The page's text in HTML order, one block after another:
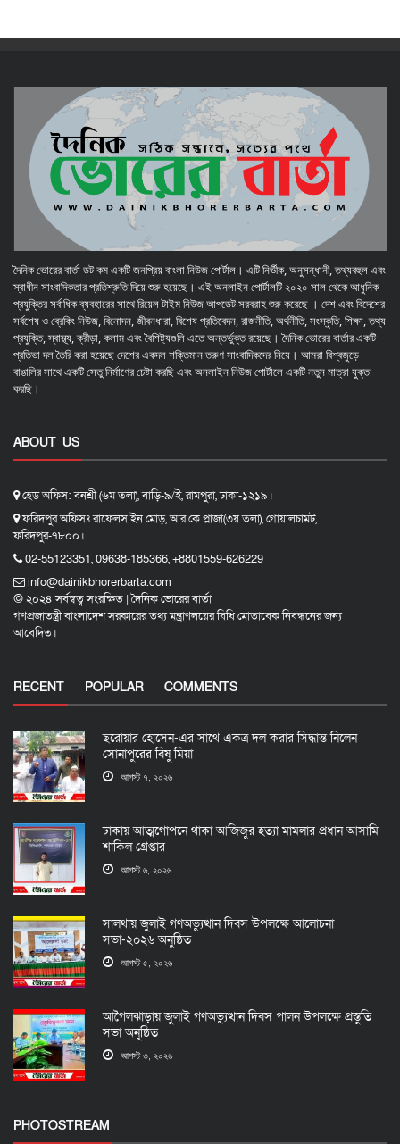
দৈনিক ভোরের বার্তা ডট কম একটি জনপ্রিয় বাংলা নিউজ পোর্টাল। এটি নির্ভীক, অনুসন্ধানী, তথ্যবহুল এবং
স্বাধীন সাংবাদিকতার প্রতিশ্রুতি দিয়ে শুরু হয়েছে। এই অনলাইন পোর্টালটি ২০২০ সাল থেকে আধুনিক
প্রযুক্তির সর্বাধিক ব্যবহারের সাথে রিয়েল টাইম নিউজ আপডেট সরবরাহ শুরু করেছে । দেশ এবং বিদেশের
সর্বশেষ ও ব্রেকিং নিউজ, বিনোদন, জীবনধারা, বিশেষ প্রতিবেদন, রাজনীতি, অর্থনীতি, সংস্কৃতি, শিক্ষা, তথ্য
প্রযুক্তি, স্বাস্থ্য, ক্রীড়া, কলাম এবং বৈশিষ্ট্যগুলি এতে অন্তর্ভুক্ত রয়েছে। দৈনিক ভোরের বার্তার একটি
প্রতিভা দল তৈরি করা হয়েছে দেশের একদল শক্তিমান তরুণ সাংবাদিকদের নিয়ে। আমরা বিশ্বজুড়ে
বাঙালির সাথে একটি সেতু নির্মাণের চেষ্টা করছি এবং অনলাইন নিউজ পোর্টালে একটি নতুন মাত্রা যুক্ত
করছি।
ABOUT US
হেড অফিস: বনশ্রী (৬ম তলা), বাড়ি-৯/ই, রামপুরা, ঢাকা-১২১৯।
ফরিদপুর অফিসঃ রাফেলস ইন মোড়, আর.কে প্লাজা(৩য় তলা), গোয়ালচামট,
ফরিদপুর-৭৮০০।
02-55123351, 09638-185366, +8801559-626229
info@dainikbhorerbarta.com
© ২০২৪ সর্বস্বত্ব সংরক্ষিত | দৈনিক ভোরের বার্তা
গণপ্রজাতন্ত্রী বাংলাদেশ সরকারের তথ্য মন্ত্রাণলয়ের বিধি মোতাবেক নিবন্ধনের জন্য
আবেদিত।
RECENT POPULAR COMMENTS
ছরোয়ার হোসেন-এর সাথে একত্র দল করার সিদ্ধান্ত নিলেন
সোনাপুরের বিষু মিয়া
আগস্ট ৭, ২০২৬
ঢাকায় আত্মগোপনে থাকা আজিজুর হত্যা মামলার প্রধান আসামি
শাকিল গ্রেপ্তার
আগস্ট ৬, ২০২৬
সালথায় জুলাই গণঅভ্যুত্থান দিবস উপলক্ষে আলোচনা
সভা-২০২৬ অনুষ্ঠিত
আগস্ট ৫, ২০২৬
আগৈলঝাড়ায় জুলাই গণঅভ্যুত্থান দিবস পালন উপলক্ষে প্রস্তুতি
সভা অনুষ্ঠিত
আগস্ট ৩, ২০২৬
PHOTOSTREAM